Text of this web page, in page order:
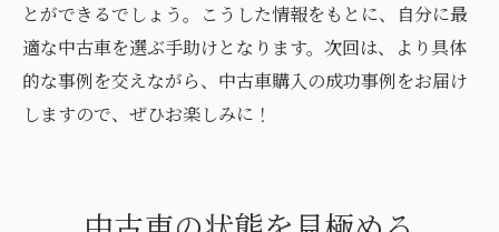
とができるでしょう。こうした情報をもとに、自分に最
適な中古車を選ぶ手助けとなります。次回は、より具体
的な事例を交えながら、中古車購入の成功事例をお届け
しますので、ぜひお楽しみに！